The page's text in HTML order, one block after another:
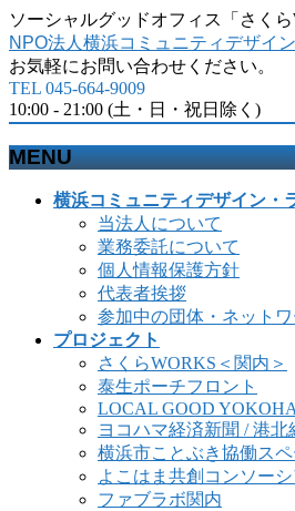
ソーシャルグッドオフィス「さく
NPO法人横浜コミュニティデザイ
お気軽にお問い合わせください。
TEL 045-664-9009
10:00 - 21:00 (土・日・祝日除く)
MENU
横浜コミュニティデザイン・
当法人について
業務委託について
個人情報保護方針
代表者挨拶
参加中の団体・ネット
プロジェクト
さくらWORKS＜関内＞
泰生ポーチフロント
LOCAL GOOD
ヨコハマ経済新聞 / 港北
横浜市ことぶき協働スペ
よこはま共創コンソー
ファブラボ関内